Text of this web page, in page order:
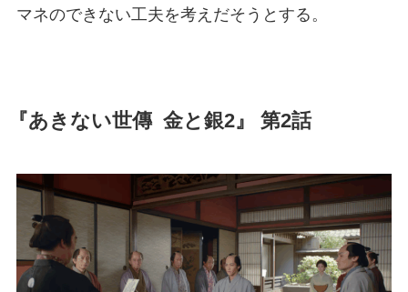
マネのできない工夫を考えだそうとする。
『あきない世傳 金と銀2』 第2話